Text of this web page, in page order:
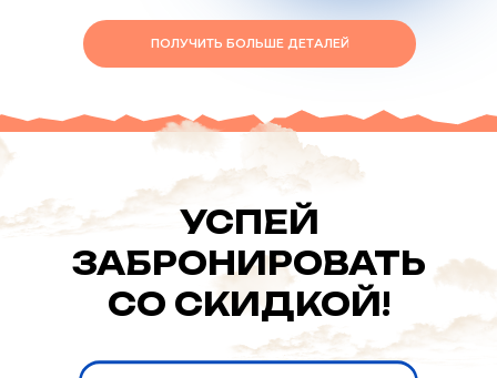
ПОЛУЧИТЬ БОЛЬШЕ ДЕТАЛЕЙ
УСПЕЙ
ЗАБРОНИРОВАТЬ
СО СКИДКОЙ!